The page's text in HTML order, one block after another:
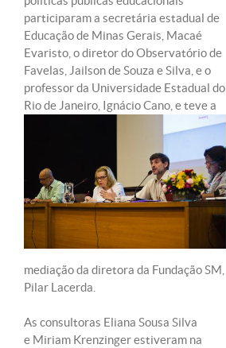
participaram a secretária estadual de
Educação de Minas Gerais, Macaé
Evaristo, o diretor do Observatório de
Favelas, Jailson de Souza e Silva, e o
professor da Universidade Estadual do
Rio de Janeiro, Ignácio Cano, e teve a
mediação da diretora da Fundação SM,
Pilar Lacerda.
As consultoras Eliana Sousa Silva
e Miriam Krenzinger estiveram na